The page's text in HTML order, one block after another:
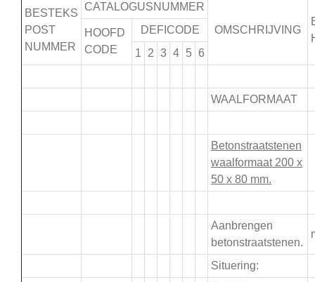
BESTEKS
POST
NUMMER
CATALOGUSNUMMER
OMSCHRIJVING
HOOFD
CODE
DEFICODE
1
2 3 4 5 6
WAALFORMAAT
Betonstraatstenen
waalformaat 200 x
50 x 80 mm.
Aanbrengen
betonstraatstenen.
Situering: